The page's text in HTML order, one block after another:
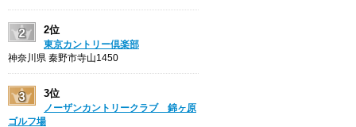
2位
東京カントリー倶楽部
神奈川県 秦野市寺山1450
3位
ノーザンカントリークラブ 錦ヶ原
ゴルフ場